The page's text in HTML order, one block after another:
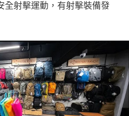
全射擊運動，有射擊裝備發